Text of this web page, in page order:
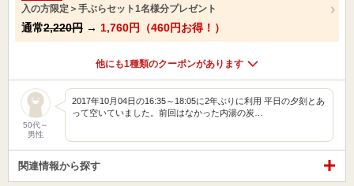
入の方限定＞手ぶらセット1名様分プレゼント
通常2,220円 → 1,760円（460円お得！）
他にも1種類のクーポンがあります
50代～
男性
2017年10月04日の16:35～18:05に2年ぶりに利用 平日の夕刻とあ
って空いていました。前回はなかった内湯の炭…
関連情報から探す